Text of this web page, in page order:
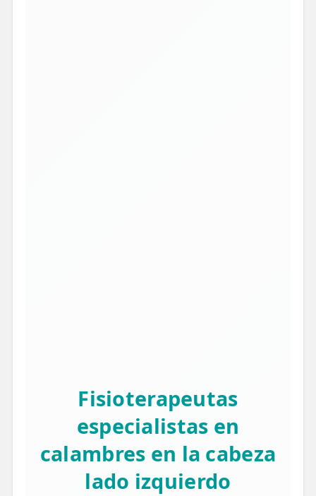
Fisioterapeutas
especialistas en
calambres en la cabeza
lado izquierdo